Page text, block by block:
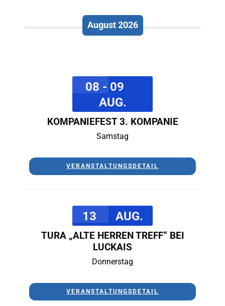
August 2026
08 - 09
AUG.
KOMPANIEFEST 3. KOMPANIE
Samstag
VERANSTALTUNGSDETAIL
13 AUG.
TURA „ALTE HERREN TREFF“ BEI
LUCKAIS
Donnerstag
VERANSTALTUNGSDETAIL